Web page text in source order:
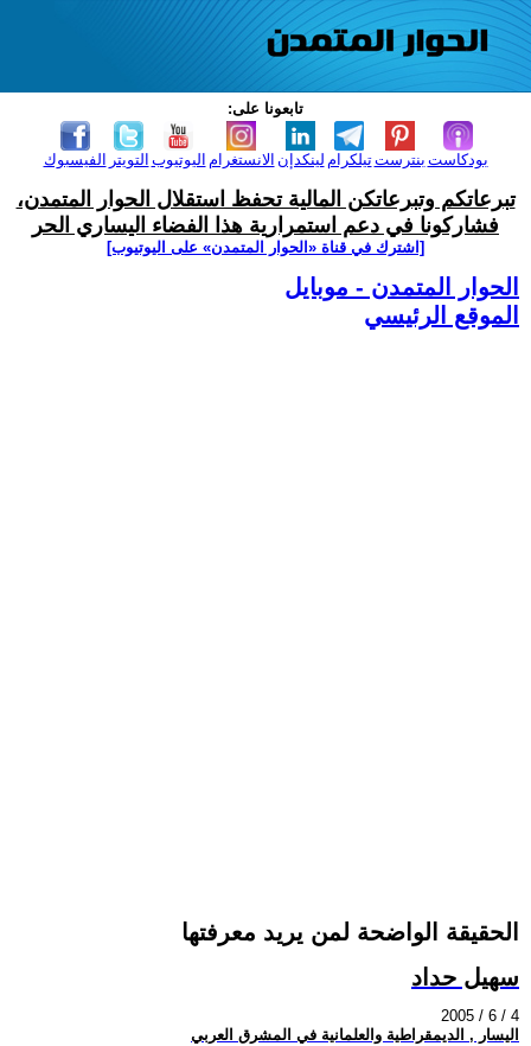
تابعونا على:
الفيسبوك التويتر اليوتيوب الانستغرام لينكدإن تيلكرامبنترست بودكاست
تبرعاتكم وتبرعاتكن المالية تحفظ استقلال الحوار المتمدن،
فشاركونا في دعم استمرارية هذا الفضاء اليساري الحر
[اشترك في قناة ‫«الحوار المتمدن» على اليوتيوب]
الحوار المتمدن - موبايل
الموقع الرئيسي
الحقيقة الواضحة لمن يريد معرفتها
سهيل حداد
2005 / 6 / 4
اليسار , الديمقراطية والعلمانية في المشرق العربي